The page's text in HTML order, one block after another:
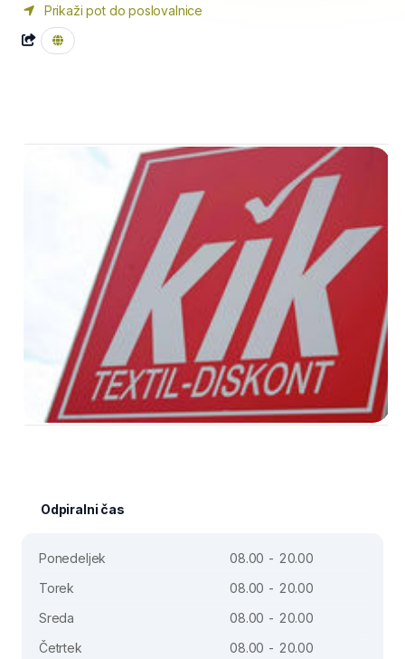
Prikaži pot do poslovalnice
Odpiralni čas
Ponedeljek
08.00 - 20.00
Torek
08.00 - 20.00
Sreda
08.00 - 20.00
Četrtek
08.00 - 20.00